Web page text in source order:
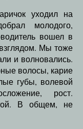
уходил на
молодого,
вошел в
Мы тоже
и волновались.
волосы, карие
губы, волевой
рост.
В общем, не